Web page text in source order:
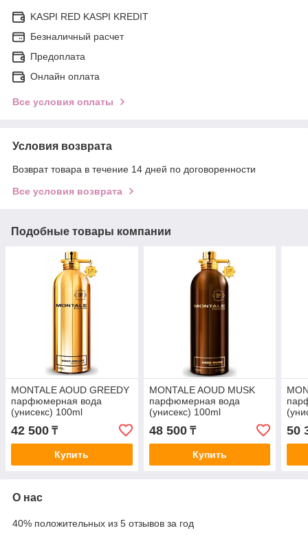
KASPI RED KASPI KREDIT
Безналичный расчет
Предоплата
Онлайн оплата
Все условия оплаты
Условия возврата
Возврат товара в течение 14 дней по договоренности
Все условия возврата
Подобные товары компании
MONTALE AOUD GREEDY
парфюмерная вода
(унисекс) 100ml
42 500 ₸
Купить
MONTALE AOUD MUSK
парфюмерная вода
(унисекс) 100ml
48 500₸
Купить
50
О нас
40% положительных из 5 отзывов за год